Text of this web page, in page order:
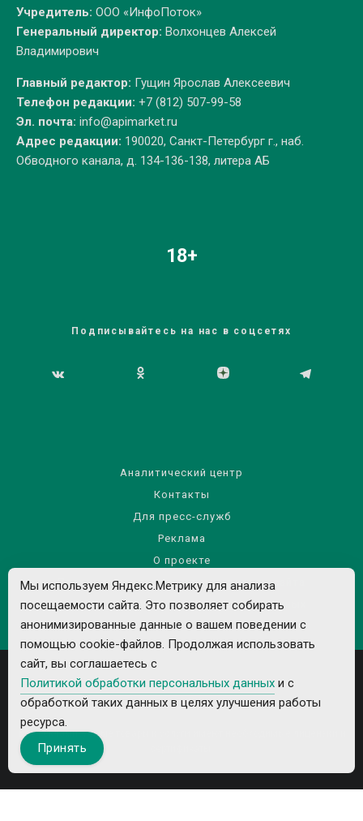
Учредитель: ООО «ИнфоПоток»
Генеральный директор: Волхонцев Алексей
Владимирович
Главный редактор: Гущин Ярослав Алексеевич
Телефон редакции: +7 (812) 507-99-58
Эл. почта: info@apimarket.ru
Адрес редакции: 190020, Санкт-Петербург г., наб.
Обводного канала, д. 134-136-138, литера АБ
18+
Подписывайтесь на нас в соцсетях
Аналитический центр
Контакты
Для пресс-служб
Реклама
О проекте
Правила использования материалов сайта
Политика обработки персональных данных
Все рекламируемые товары и услуги имеют необходимые лицензии и
Мы используем Яндекс.Метрику для анализа
посещаемости сайта. Это позволяет собирать
анонимизированные данные о вашем поведении с
помощью cookie-файлов. Продолжая использовать
сайт, вы соглашаетесь с
Политикой обработки персональных данных и с
обработкой таких данных в целях улучшения работы
ресурса.
Принять